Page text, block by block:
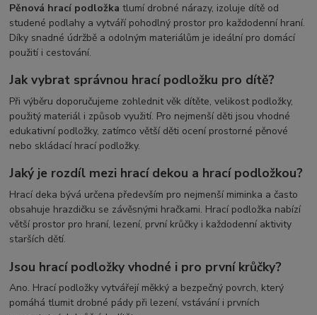
Pěnová hrací podložka tlumí drobné nárazy, izoluje dítě od
studené podlahy a vytváří pohodlný prostor pro každodenní hraní.
Díky snadné údržbě a odolným materiálům je ideální pro domácí
použití i cestování.
Jak vybrat správnou hrací podložku pro dítě?
Při výběru doporučujeme zohlednit věk dítěte, velikost podložky,
použitý materiál i způsob využití. Pro nejmenší děti jsou vhodné
edukativní podložky, zatímco větší děti ocení prostorné pěnové
nebo skládací hrací podložky.
Jaký je rozdíl mezi hrací dekou a hrací podložkou?
Hrací deka bývá určena především pro nejmenší miminka a často
obsahuje hrazdičku se závěsnými hračkami. Hrací podložka nabízí
větší prostor pro hraní, lezení, první krůčky i každodenní aktivity
starších dětí.
Jsou hrací podložky vhodné i pro první krůčky?
Ano. Hrací podložky vytvářejí měkký a bezpečný povrch, který
pomáhá tlumit drobné pády při lezení, vstávání i prvních